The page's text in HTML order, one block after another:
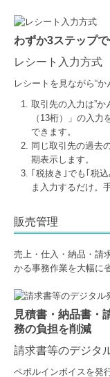
わずか3ステップで
レシート入力方式
レシートを見ながら“か
取引先の入力は”か
（13桁）」の入
できます。
同じ取引先の過去
期表示します。
｢税抜き｣でも｢税
ま入力するだけ。
販売管理
売上・仕入・納品・請
かる事務作業を大幅に
見積書・納品書・
務の負担を削減
請求書等のデジタ
ペポルインボイスを発